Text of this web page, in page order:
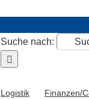
Suche nach:
Logistik Finanzen/